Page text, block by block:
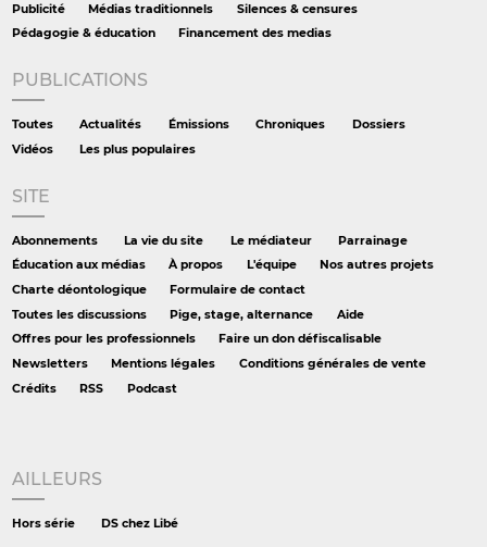
Publicité
Médias traditionnels
Silences & censures
Pédagogie & éducation
Financement des medias
PUBLICATIONS
Toutes Actualités Émissions Chroniques
Dossiers
Vidéos
Les plus populaires
SITE
Abonnements La vie du site Le médiateur
Parrainage
Éducation aux médias
À propos L'équipe
Nos autres projets
Charte déontologique
Formulaire de contact
Toutes les discussions
Pige, stage, alternance
Aide
Offres pour les professionnels
Faire un don défiscalisable
Newsletters
Mentions légales
Conditions générales de vente
Crédits
RSS Podcast
AILLEURS
Hors série DS chez Libé